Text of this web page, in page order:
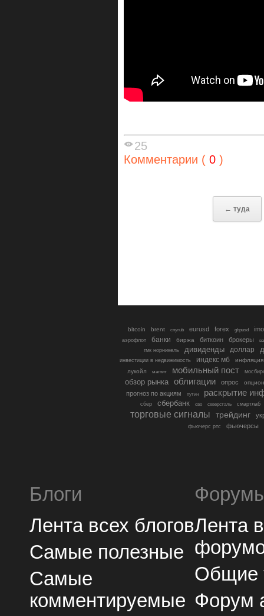
25
Комментарии ( 0 )
← туда
bitcoin brent cnyrub eurusd forex gbpusd
аэрофлот банки биржа биткоин брокеры
гмк норникель
дивиденды доллар
инвестиции в недвижимость индекс мб
инфляция
лукойл
магнит мобильный пост
обзор рынка облигации опрос
прогноз по акциям путин раскрытие
сбер сбербанк сво северсталь смартлаб
торговые сигналы трейдинг
фьючерс ртс фьючерсы
Блоги
Лента всех блогов
Самые полезные
Самые
комментируемые
Лента
Общие
Форум